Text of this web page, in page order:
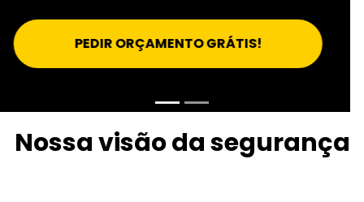
Nossa visão da segurança